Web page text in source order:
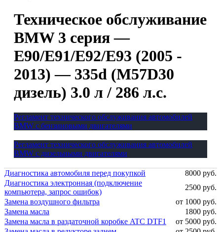
Техническое обслуживание
BMW 3 серия —
E90/E91/E92/E93 (2005 -
2013) — 335d (M57D30
дизель) 3.0 л / 286 л.с.
Регламент технического обслуживания автомобилей
BMW с бензиновыми двигателями
Регламент технического обслуживания автомобилей
BMW с дизельными двигателями
Диагностика автомобиля перед покупкой
8000 руб.
Диагностика электронная (подключение
компьютера, запрос ошибок)
2500 руб.
Замена воздушного фильтра
от 1000 руб.
Замена масла
1800 руб.
Замена масла в раздаточной коробке ATC DTF1
от 5000 руб.